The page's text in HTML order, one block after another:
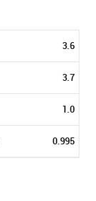
3.6
3.7
1.0
0.995